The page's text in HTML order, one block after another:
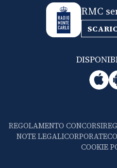
RMC
REGOLAMENTO CONCORSI
NOTE LEGALICORPORATE
COOKIE